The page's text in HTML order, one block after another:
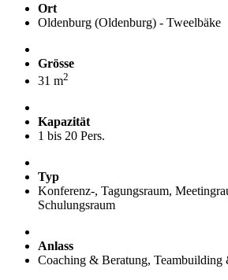
Ort
Oldenburg (Oldenburg) - Tweelbäke
Grösse
31 m2
Kapazität
1 bis 20 Pers.
Typ
Konferenz-, Tagungsraum,
Schulungsraum
Anlass
Coaching & Beratung,